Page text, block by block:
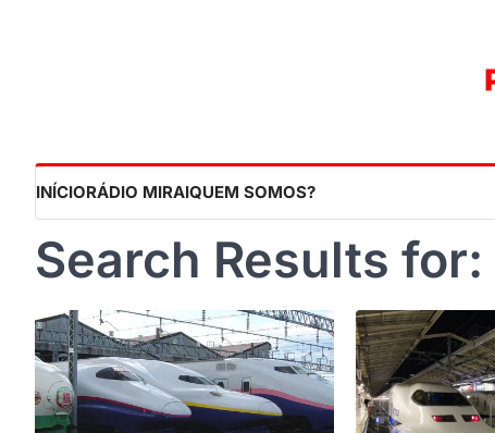
INÍCIORÁDIO MIRAIQUEM SOMOS?
Search Results for: